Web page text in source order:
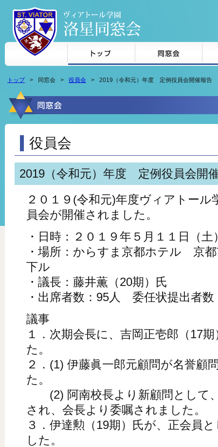
本文へジャンプ
トップ 同窓会 役員会 2019（令和元）年度 定例役員会開催報告
役員会
2019（令和元）年度 定例役員会開
２０１９(令和元)年度ヴィアトー
員会が開催されました。
・日時：２０１９年５月１１日（
・場所：からすま京都ホテル 京
下ル
・議長：藤井薫（20期）氏
・出席者数：95人 委任状提出者数
議事
１．次期会長に、吉岡正壱郎（17
た。
２．(1) 伊藤眞一郎元顧問が名誉顧
た。
(2) 阿南校長より新顧問として
され、会長より委嘱されました。
３．伊達勲（19期）氏が、正会員
した。